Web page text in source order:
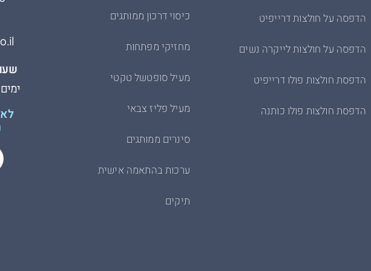
ימים א׳-
כיסוי דרכון ממותגים
מחזיקי מפתחות
מעיל סופטשל טקטי
מעיל פליז צבאי
סינרים ממותגים
ערכות בהתאמה אישית
תיקים
הדפסה על חולצות דרייפיט
הדפסה על חולצות לייקרה נשים
הדפסת חולצות פולו דרייפיט
הדפסת חולצות פולו כותנה